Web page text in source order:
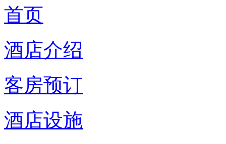
首页
酒店介绍
客房预订
酒店设施